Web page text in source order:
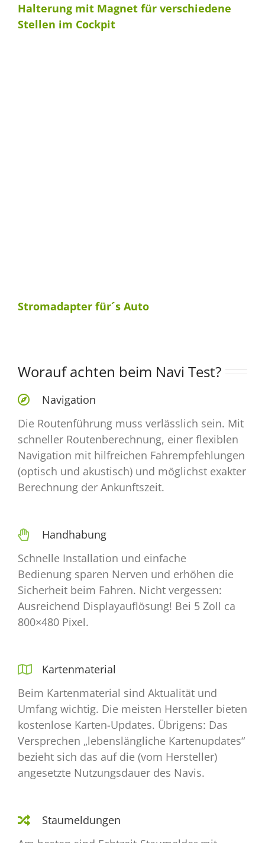
Halterung mit Magnet für verschiedene
Stellen im Cockpit
Stromadapter für´s Auto
Worauf achten beim Navi Test?
Navigation
Die Routenführung muss verlässlich sein. Mit
schneller Routenberechnung, einer flexiblen
Navigation mit hilfreichen Fahrempfehlungen
(optisch und akustisch) und möglichst exakter
Berechnung der Ankunftszeit.
Handhabung
Schnelle Installation und einfache
Bedienung sparen Nerven und erhöhen die
Sicherheit beim Fahren. Nicht vergessen:
Ausreichend Displayauflösung! Bei 5 Zoll ca
800×480 Pixel.
Kartenmaterial
Beim Kartenmaterial sind Aktualität und
Umfang wichtig. Die meisten Hersteller bieten
kostenlose Karten-Updates. Übrigens: Das
Versprechen „lebenslängliche Kartenupdates“
bezieht sich das auf die (vom Hersteller)
angesetzte Nutzungsdauer des Navis.
Staumeldungen